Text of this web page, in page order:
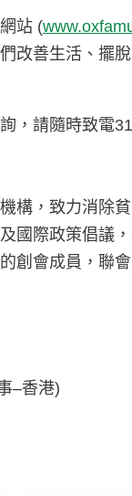
站 (
改善生活、擺
，請隨時致電
構，致力消除
國際政策倡議
創會成員，聯
–香港)